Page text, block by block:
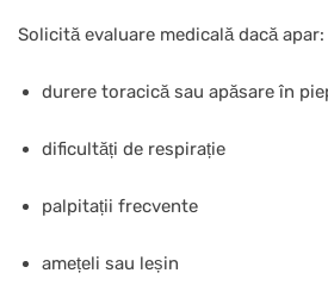
Solicită evaluare medicală dacă apar:
durere toracică sau apăsare în
dificultăți de respirație
palpitații frecvente
amețeli sau leșin